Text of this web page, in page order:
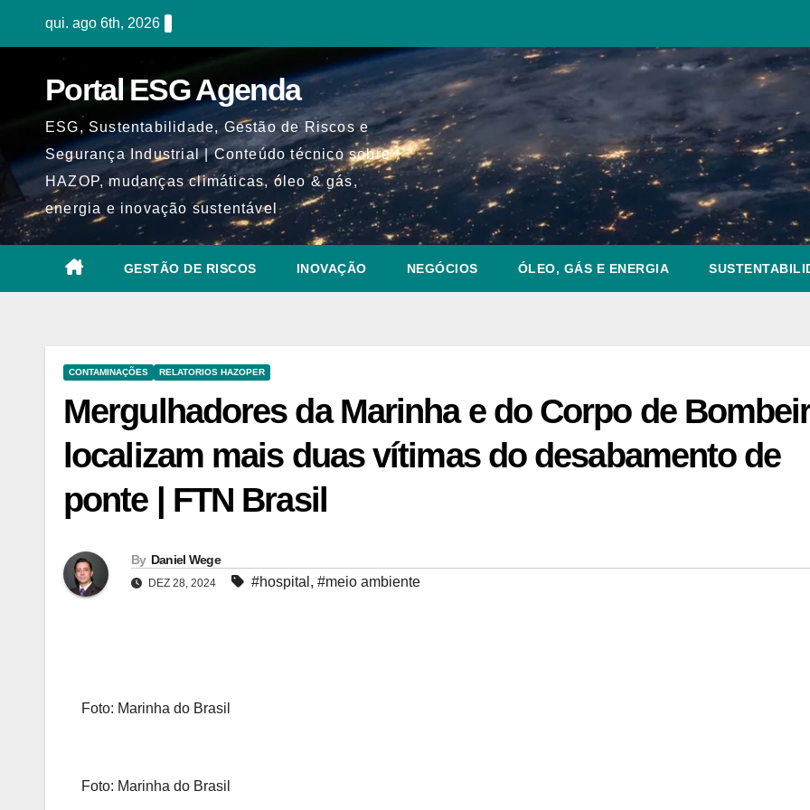
qui. ago 6th, 2026
Portal ESG Agenda
ESG, Sustentabilidade, Gestão de Riscos e
Segurança Industrial | Conteúdo técnico sobre
HAZOP, mudanças climáticas, óleo & gás,
energia e inovação sustentável
GESTÃO DE RISCOS INOVAÇÃO NEGÓCIOS ÓLEO, GÁS E ENERGIA
CONTAMINAÇÕES RELATORIOS HAZOPER
Mergulhadores da Marinha e do Corpo de
localizam mais duas vítimas do desabamento de
ponte | FTN Brasil
By Daniel Wege
DEZ 28, 2024 #hospital , #meio ambiente
Foto: Marinha do Brasil
Foto: Marinha do Brasil